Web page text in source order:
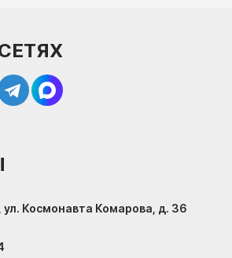
ул. Космонавта Комарова, д. 36